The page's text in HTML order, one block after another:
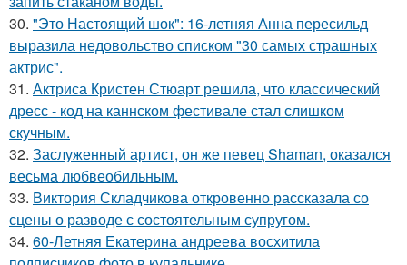
30. "Это Настоящий шок": 16-летняя Анна пересильд
выразила недовольство списком "30 самых страшных
актрис".
31. Актриса Кристен Стюарт решила, что классический
дресс - код на каннском фестивале стал слишком
скучным.
32. Заслуженный артист, он же певец Shaman, оказался
весьма любвеобильным.
33. Виктория Складчикова откровенно рассказала со
сцены о разводе с состоятельным супругом.
34. 60-Летняя Екатерина андреева восхитила